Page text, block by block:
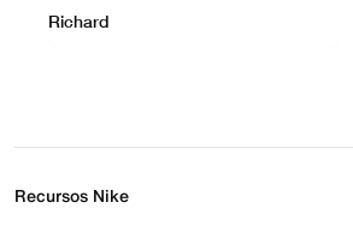
Recursos Nike